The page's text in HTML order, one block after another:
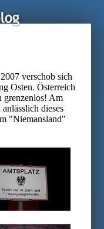
verschob sich
Osten. Österreich
grenzenlos! Am
dieses
"Niemansland"